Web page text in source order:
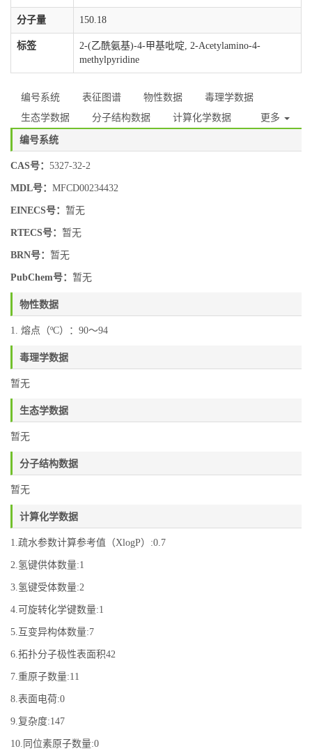
分子量 150.18
标签
2-(乙酰氨基)-4-甲基吡啶, 2-Acetylamino-4-
methylpyridine
编号系统 表征图谱 物性数据
毒理学数据
生态学数据
分子结构数据 计算化学数据 更多
编号系统
CAS号： 5327-32-2
MDL号： MFCD00234432
EINECS号： 暂无
RTECS号： 暂无
BRN号： 暂无
PubChem号： 暂无
物性数据
1. 熔点（ºC）：90～94
毒理学数据
暂无
生态学数据
暂无
分子结构数据
暂无
计算化学数据
1.疏水参数计算参考值（XlogP）:0.7
2.氢键供体数量:1
3.氢键受体数量:2
4.可旋转化学键数量:1
5.互变异构体数量:7
6.拓扑分子极性表面积42
7.重原子数量:11
8.表面电荷:0
9.复杂度:147
10.同位素原子数量:0